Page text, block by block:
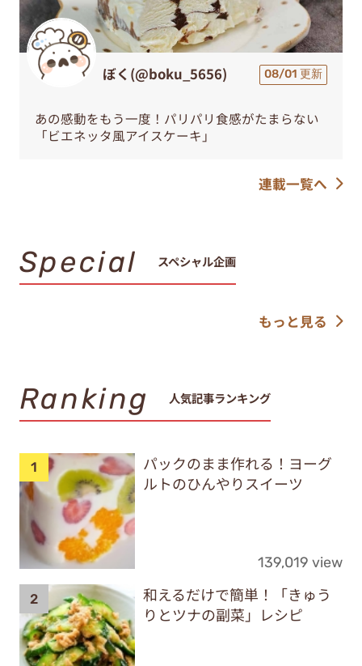
ぼく(@boku_5656) 08/01 更新
あの感動をもう一度！パリパリ食感がたまらない
「ビエネッタ風アイスケーキ」
連載一覧へ
Special スペシャル企画
もっと見る
Ranking 人気記事ランキング
パックのまま作れる！ヨーグ
ルトのひんやりスイーツ
139,019 view
和えるだけで簡単！「きゅう
りとツナの副菜」レシピ